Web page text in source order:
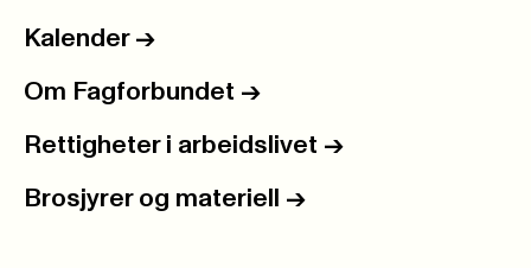
Kalender ->
Om Fagforbundet ->
Rettigheter i arbeidslivet ->
Brosjyrer og materiell ->